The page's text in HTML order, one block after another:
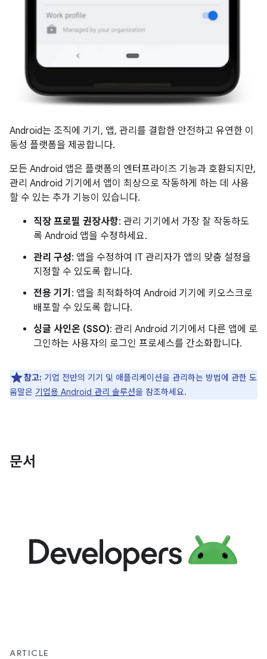
Android는 조직에 기기, 앱, 관리를 결합한 안전하고 유연한 이
동성 플랫폼을 제공합니다.
모든 Android 앱은 플랫폼의 엔터프라이즈 기능과 호환되지만,
관리 Android 기기에서 앱이 최상으로 작동하게 하는 데 사용
할 수 있는 추가 기능이 있습니다.
직장 프로필 권장사항: 관리 기기에서 가장 잘 작동하도
록 Android 앱을 수정하세요.
관리 구성: 앱을 수정하여 IT 관리자가 앱의 맞춤 설정을
지정할 수 있도록 합니다.
전용 기기 : 앱을 최적화하여 Android 기기에 키오스크로
배포할 수 있도록 합니다.
싱글 사인온 (SSO): 관리 Android 기기에서 다른 앱에 로
그인하는 사용자의 로그인 프로세스를 간소화합니다.
참고: 기업 전반의 기기 및 애플리케이션을 관리하는 방법에 관한 도
움말은 기업용 Android 관리 솔루션을 참조하세요.
문서
ARTICLE